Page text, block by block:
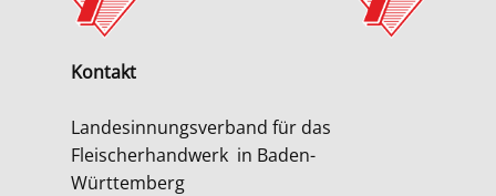
Kontakt
Landesinnungsverband für das
Fleischerhandwerk in Baden-
Württemberg